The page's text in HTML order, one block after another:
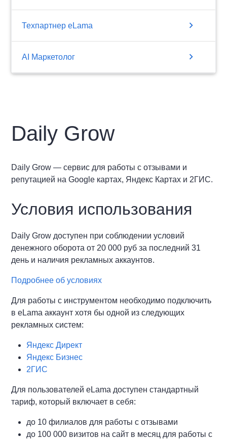
Техпартнер eLama chevron_right
AI Маркетолог chevron_right
​Daily Grow
Daily Grow — сервис для работы с отзывами и
репутацией на Google картах, Яндекс Картах и 2ГИС.
Условия использования
Daily Grow доступен при соблюдении условий
денежного оборота от 20 000 руб за последний 31
день и наличия рекламных аккаунтов.
Подробнее об условиях
Для работы с инструментом необходимо подключить
в eLama аккаунт хотя бы одной из следующих
рекламных систем:
Яндекс Директ
Яндекс Бизнес
2ГИС
Для пользователей eLama доступен стандартный
тариф, который включает в себя:
до 10 филиалов для работы с отзывами
до 100 000 визитов на сайт в месяц для работы с